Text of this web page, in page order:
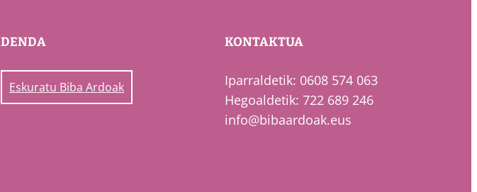
DENDA
Eskuratu Biba Ardoak
KONTAKTUA
Iparraldetik: 0608 574 063
Hegoaldetik: 722 689 246
info@bibaardoak.eus